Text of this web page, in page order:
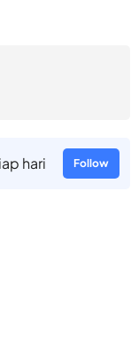
hari Follow